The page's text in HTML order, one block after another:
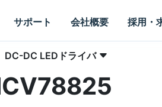
サポート 会社概要 採用・
DC-DC LEDドライバ